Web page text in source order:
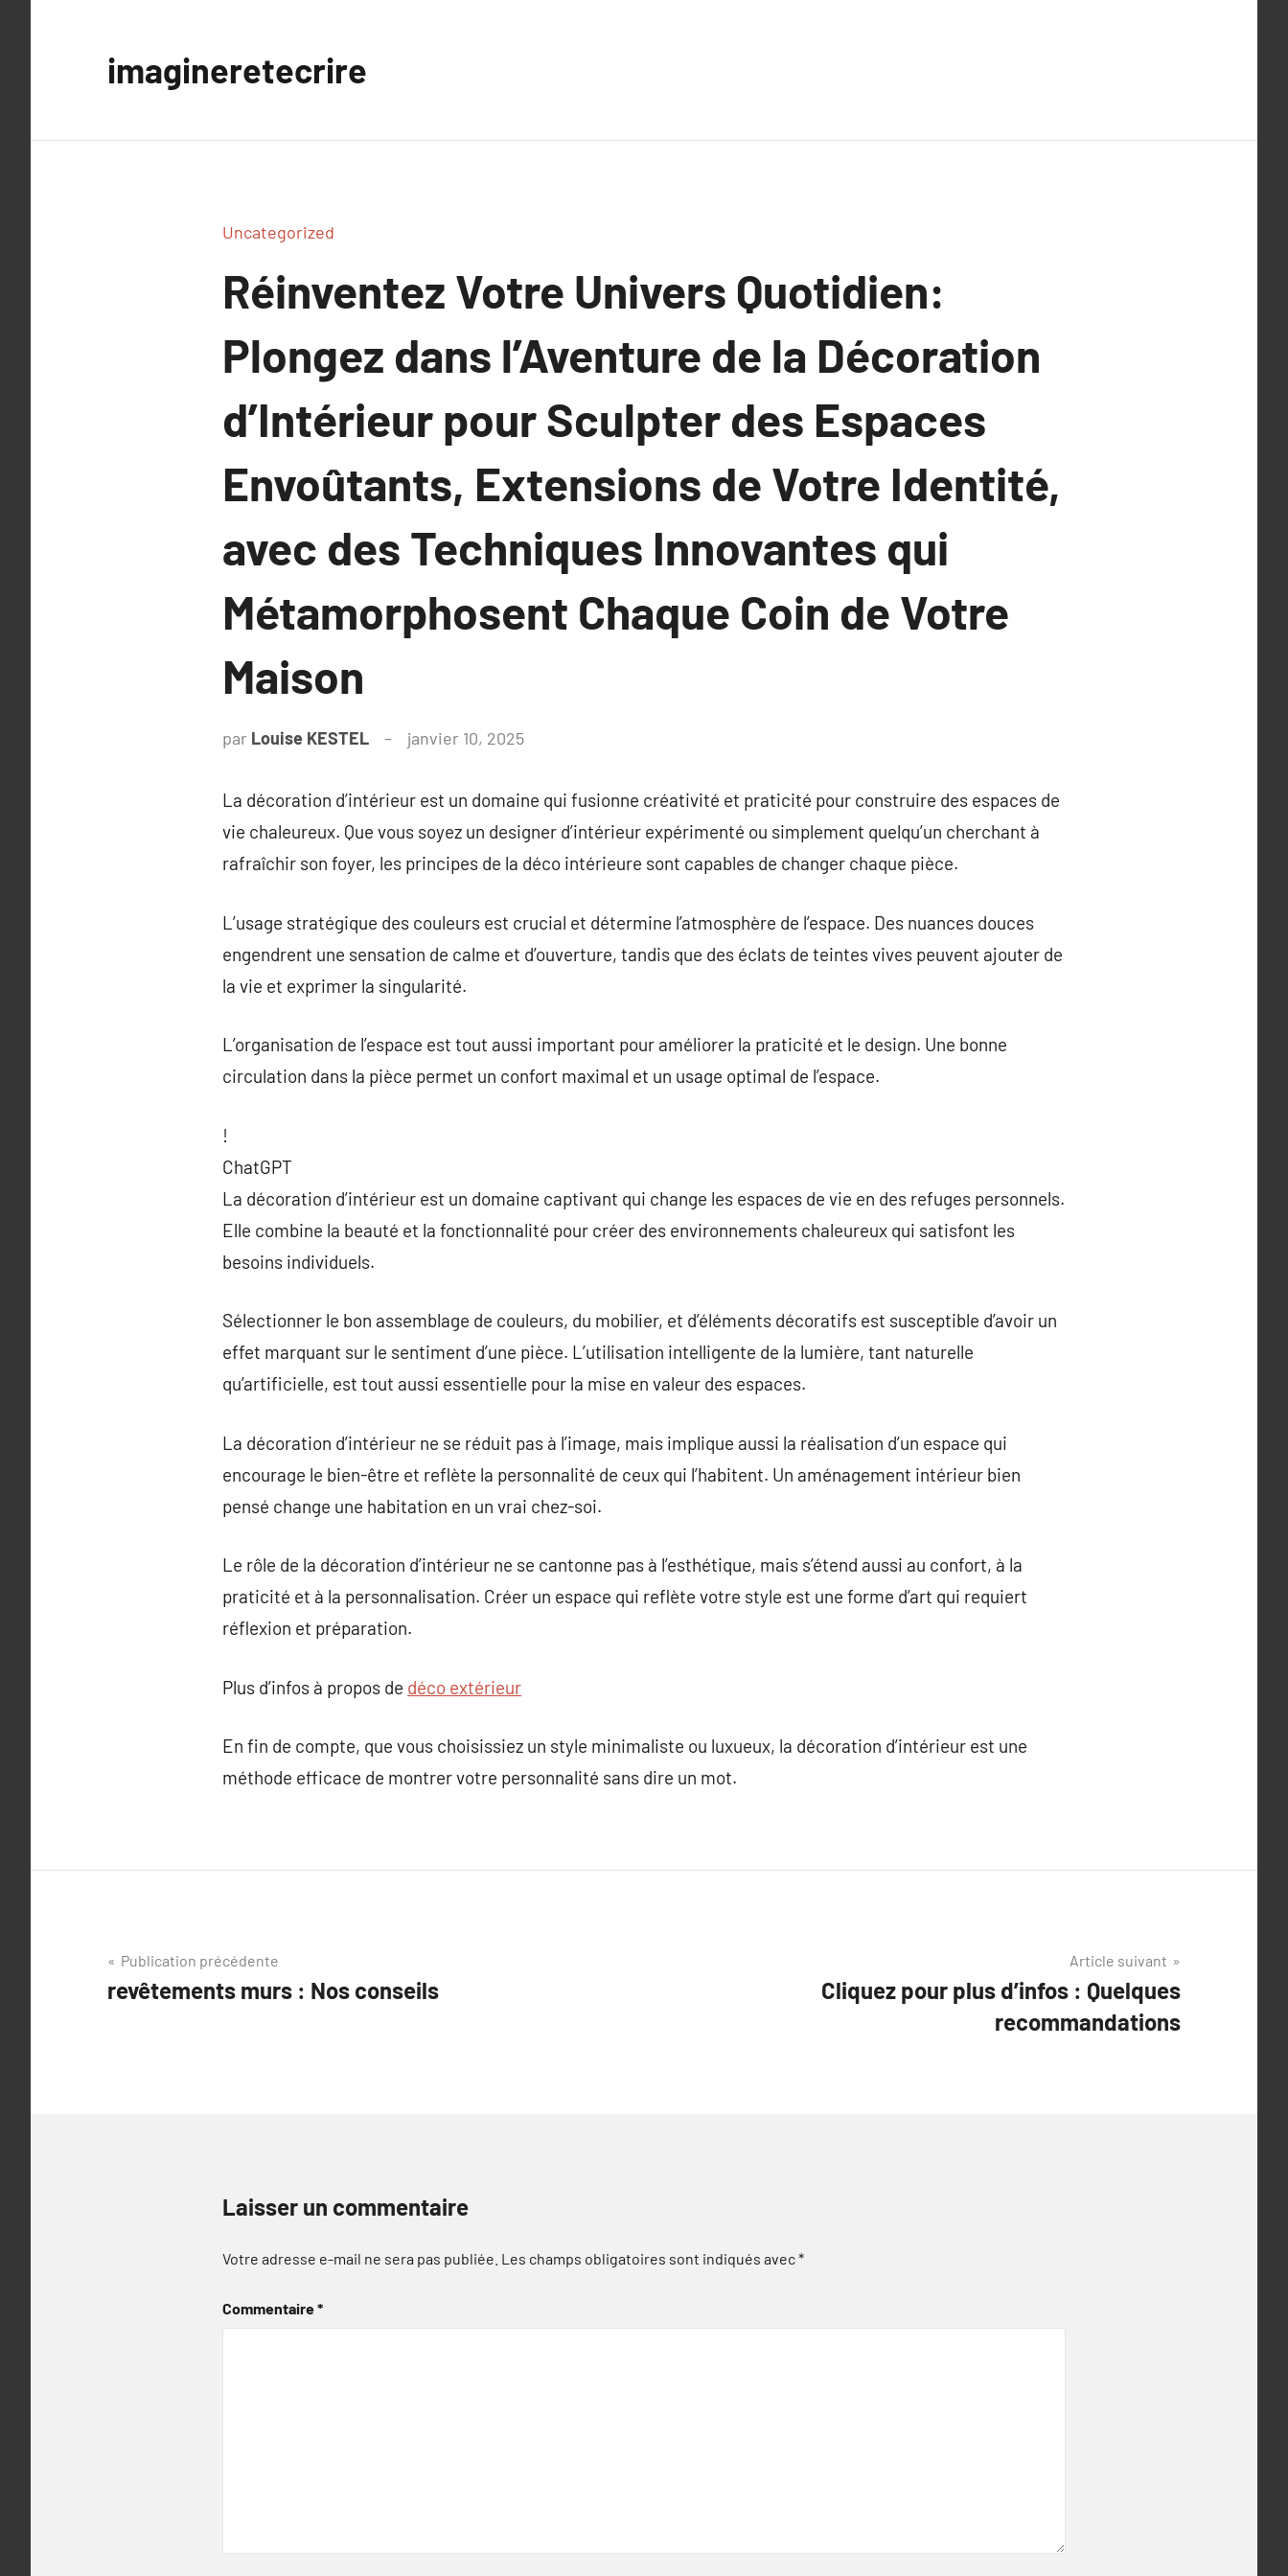
imagineretecrire
Uncategorized
Réinventez Votre Univers Quotidien:
Plongez dans l’Aventure de la Décoration
d’Intérieur pour Sculpter des Espaces
Envoûtants, Extensions de Votre Identité,
avec des Techniques Innovantes qui
Métamorphosent Chaque Coin de Votre
Maison
par Louise KESTEL janvier 10, 2025
La décoration d’intérieur est un domaine qui fusionne créativité et praticité pour construire des espaces de
vie chaleureux. Que vous soyez un designer d’intérieur expérimenté ou simplement quelqu’un cherchant à
rafraîchir son foyer, les principes de la déco intérieure sont capables de changer chaque pièce.
L’usage stratégique des couleurs est crucial et détermine l’atmosphère de l’espace. Des nuances douces
engendrent une sensation de calme et d’ouverture, tandis que des éclats de teintes vives peuvent ajouter de
la vie et exprimer la singularité.
L’organisation de l’espace est tout aussi important pour améliorer la praticité et le design. Une bonne
circulation dans la pièce permet un confort maximal et un usage optimal de l’espace.
!
ChatGPT
La décoration d’intérieur est un domaine captivant qui change les espaces de vie en des refuges personnels.
Elle combine la beauté et la fonctionnalité pour créer des environnements chaleureux qui satisfont les
besoins individuels.
Sélectionner le bon assemblage de couleurs, du mobilier, et d’éléments décoratifs est susceptible d’avoir un
effet marquant sur le sentiment d’une pièce. L’utilisation intelligente de la lumière, tant naturelle
qu’artificielle, est tout aussi essentielle pour la mise en valeur des espaces.
La décoration d’intérieur ne se réduit pas à l’image, mais implique aussi la réalisation d’un espace qui
encourage le bien-être et reflète la personnalité de ceux qui l’habitent. Un aménagement intérieur bien
pensé change une habitation en un vrai chez-soi.
Le rôle de la décoration d’intérieur ne se cantonne pas à l’esthétique, mais s’étend aussi au confort, à la
praticité et à la personnalisation. Créer un espace qui reflète votre style est une forme d’art qui requiert
réflexion et préparation.
Plus d’infos à propos de déco extérieur
En fin de compte, que vous choisissiez un style minimaliste ou luxueux, la décoration d’intérieur est une
méthode efficace de montrer votre personnalité sans dire un mot.
Navigation
de
Publication précédente
revêtements murs : Nos conseils
Article suivant
Cliquez pour plus d’infos : Quelques
recommandations
Laisser un commentaire
Votre adresse e-mail ne sera pas publiée. Les champs obligatoires sont indiqués avec*
Commentaire*